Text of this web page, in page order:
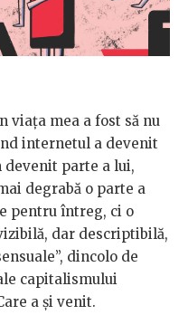
viața mea a fost să nu
internetul a devenit
devenit parte a lui,
degrabă o parte a
pentru întreg, ci o
dar descriptibilă,
dincolo de
capitalismului
a și venit.